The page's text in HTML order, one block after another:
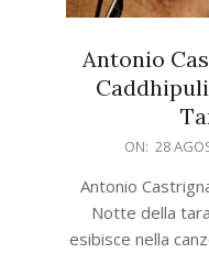
Antonio
28
ON: 28
Antonio
Notte della
esibisce nella